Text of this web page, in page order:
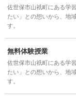
佐世保市山祇町にある学
たい」との想いから、地
す。
無料体験授業
佐世保市山祇町にある学
たい」との想いから、地
す。